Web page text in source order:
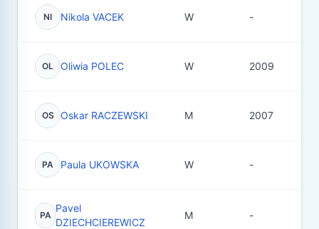
NI Nikola VACEK W -
OL Oliwia POLEC W 2009
OS Oskar RACZEWSKI M 2007
PA Paula UKOWSKA W -
PA
Pavel
DZIECHCIEREWICZ
M -